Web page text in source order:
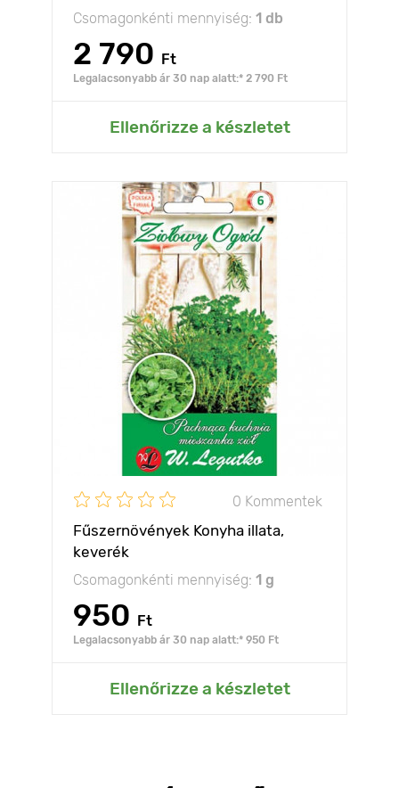
Csomagonkénti mennyiség: 1 db
2 790 Ft
Legalacsonyabb ár 30 nap alatt:* 2 790 Ft
Ellenőrizze a készletet
0 Kommentek
Fűszernövények Konyha illata,
keverék
Csomagonkénti mennyiség: 1 g
950 Ft
Legalacsonyabb ár 30 nap alatt:* 950 Ft
Ellenőrizze a készletet